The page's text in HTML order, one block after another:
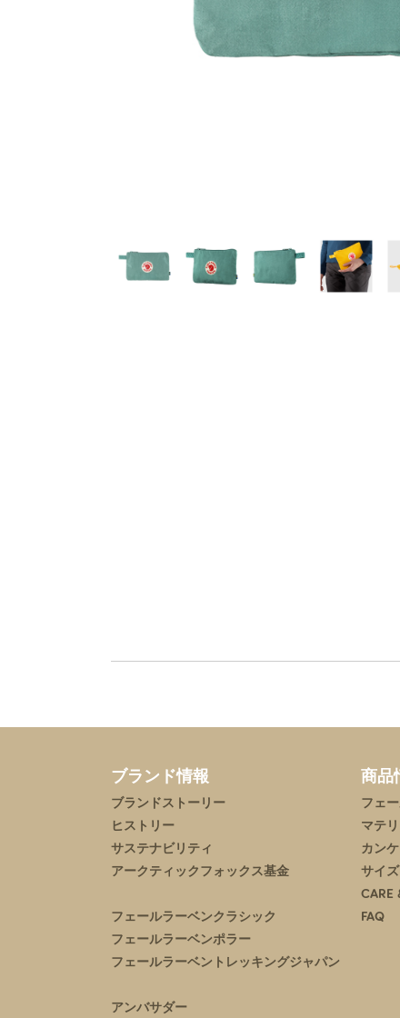
ブランド情報
ブランドストーリー
ヒストリー
サステナビリティ
アークティックフォックス基金
フェールラーベンクラシック
フェールラーベンポラー
フェールラーベントレッキングジャパン
アンバサダー
商品
フェ
マテ
カン
サイズ
CARE
FAQ